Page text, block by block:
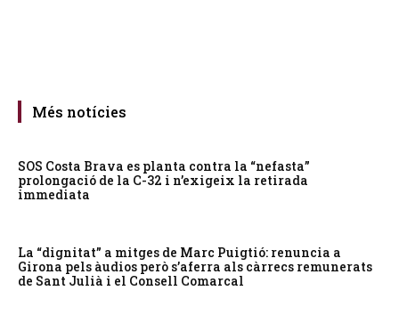
Més notícies
SOS Costa Brava es planta contra la “nefasta”
prolongació de la C-32 i n’exigeix la retirada
immediata
La “dignitat” a mitges de Marc Puigtió: renuncia a
Girona pels àudios però s’aferra als càrrecs remunerats
de Sant Julià i el Consell Comarcal